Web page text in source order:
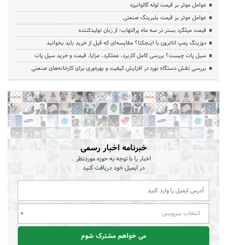
عوامل موثر بر قیمت لوله گالوانیزه
عوامل موثر بر قیمت بلبرینگ صنعتی
قیمت میلگرد بستر در سه ماه پرالتهاب؛ از زبان تولیدکننده
دوزینگ پمپ اتاترون یا اینجکتا؟ مقایسه‌ای که قبل از خرید باید بخوانید
سیل پات چیست؟ بررسی کامل کاربرد، عملکرد، مزایا، قیمت و خرید سیل پات
بررسی نقش دستگاه نورد در افزایش کیفیت و بهره‌وری برای کارخانه‌های صنعتی
خبرنامه اخبار رسمی
اخبار را با توجه به حوزه موردنظر
در ایمیل خود دریافت کنید
انتخاب سرویس
می خواهم مشترک شوم